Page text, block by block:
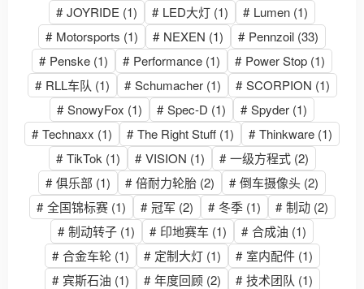
# JOYRIDE (1) # LED大灯 (1) # Lumen (1)
# Motorsports (1) # NEXEN (1) # Pennzoil (33)
# Penske (1) # Performance (1) # Power Stop (1)
# RLL车队 (1) # Schumacher(1) # SCORPION (1)
# SnowyFox (1) # Spec-D (1) # Spyder (1)
# Technaxx (1) # The Right Stuff (1) # Thinkware (1)
# TikTok (1) # VISION (1) # 一级方程式(2)
# 俱乐部 (1) # 倍耐力轮胎 (2) # 倒车摄像头 (2)
# 全国锦标赛(1) # 冠军 (2) # 冬季(1) # 制动(2)
# 制动转子 (1) # 印地赛车 (1) # 合成油 (1)
# 合金车轮(1) # 定制大灯(1) # 室内配件(1)
# 宾斯石油 (1) # 年度回顾(2) # 技术团队 (1)